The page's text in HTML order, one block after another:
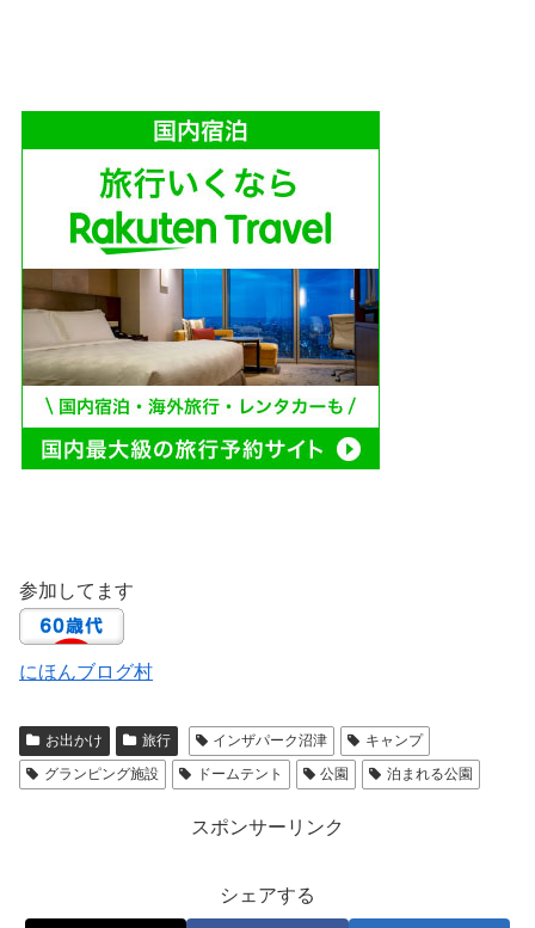
参加してます
にほんブログ村
お出かけ 旅行 インザパーク沼津
キャンプ
グランピング施設
ドームテント 公園 泊まれる公園
スポンサーリンク
シェアする